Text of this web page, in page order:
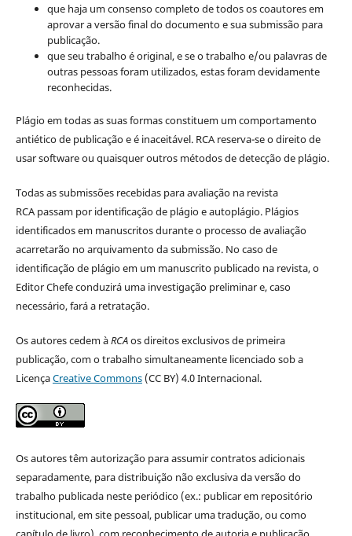
que haja um consenso completo de todos os coautores em
aprovar a versão final do documento e sua submissão para
publicação.
que seu trabalho é original, e se o trabalho e/ou palavras de
outras pessoas foram utilizados, estas foram devidamente
reconhecidas.
Plágio em todas as suas formas constituem um comportamento
antiético de publicação e é inaceitável. RCA reserva-se o direito de
usar software ou quaisquer outros métodos de detecção de plágio.
Todas as submissões recebidas para avaliação na revista
RCA passam por identificação de plágio e autoplágio. Plágios
identificados em manuscritos durante o processo de avaliação
acarretarão no arquivamento da submissão. No caso de
identificação de plágio em um manuscrito publicado na revista, o
Editor Chefe conduzirá uma investigação preliminar e, caso
necessário, fará a retratação.
Os autores cedem àRCAos direitos exclusivos de primeira
publicação, com o trabalho simultaneamente licenciado sob a
LicençaCreative Commons(CC BY) 4.0 Internacional.
Os autores têm autorização para assumir contratos adicionais
separadamente, para distribuição não exclusiva da versão do
trabalho publicada neste periódico (ex.: publicar em repositório
institucional, em site pessoal, publicar uma tradução, ou como